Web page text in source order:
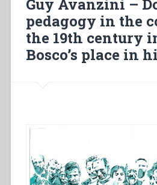
Guy Avanzini –
pedagogy in the
the 19th century
Bosco’s place in